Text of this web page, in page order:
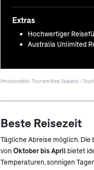
Extras
Hochwertiger
Australia Unlimited
Photocredits: Tourism New Zealand /
Beste Reisezeit
Tägliche Abreise möglich.
von Oktober bis April bietet
Temperaturen, sonnigen